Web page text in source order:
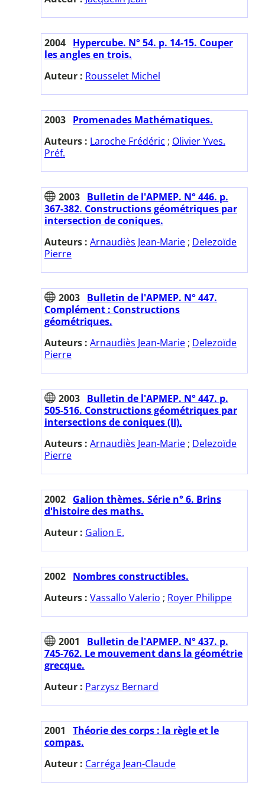
2004 Hypercube. N° 54. p. 14-15. Couper
les angles en trois.
Auteur : Rousselet Michel
2003 Promenades Mathématiques.
Auteurs : Laroche Frédéric ; Olivier Yves.
Préf.
2003 Bulletin de l'APMEP. N° 446. p.
367-382. Constructions géométriques par
intersection de coniques.
Auteurs : Arnaudiès Jean-Marie ; Delezoïde
Pierre
2003 Bulletin de l'APMEP. N° 447.
Complément : Constructions
géométriques.
Auteurs : Arnaudiès Jean-Marie ; Delezoïde
Pierre
2003 Bulletin de l'APMEP. N° 447. p.
505-516. Constructions géométriques par
intersections de coniques (II).
Auteurs : Arnaudiès Jean-Marie ; Delezoïde
Pierre
2002 Galion thèmes. Série n° 6. Brins
d'histoire des maths.
Auteur : Galion E.
2002 Nombres constructibles.
Auteurs : Vassallo Valerio ; Royer Philippe
2001
Bulletin de l'APMEP. N° 437. p.
745-762. Le mouvement dans la géométrie
grecque.
Auteur : Parzysz Bernard
2001
Théorie des corps : la règle et le
compas.
Auteur : Carréga Jean-Claude